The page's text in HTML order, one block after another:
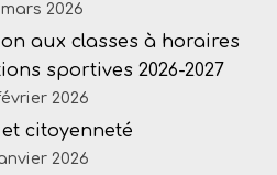
2026
aux classes à horaires
sportives 2026-2027
2026
citoyenneté
2026